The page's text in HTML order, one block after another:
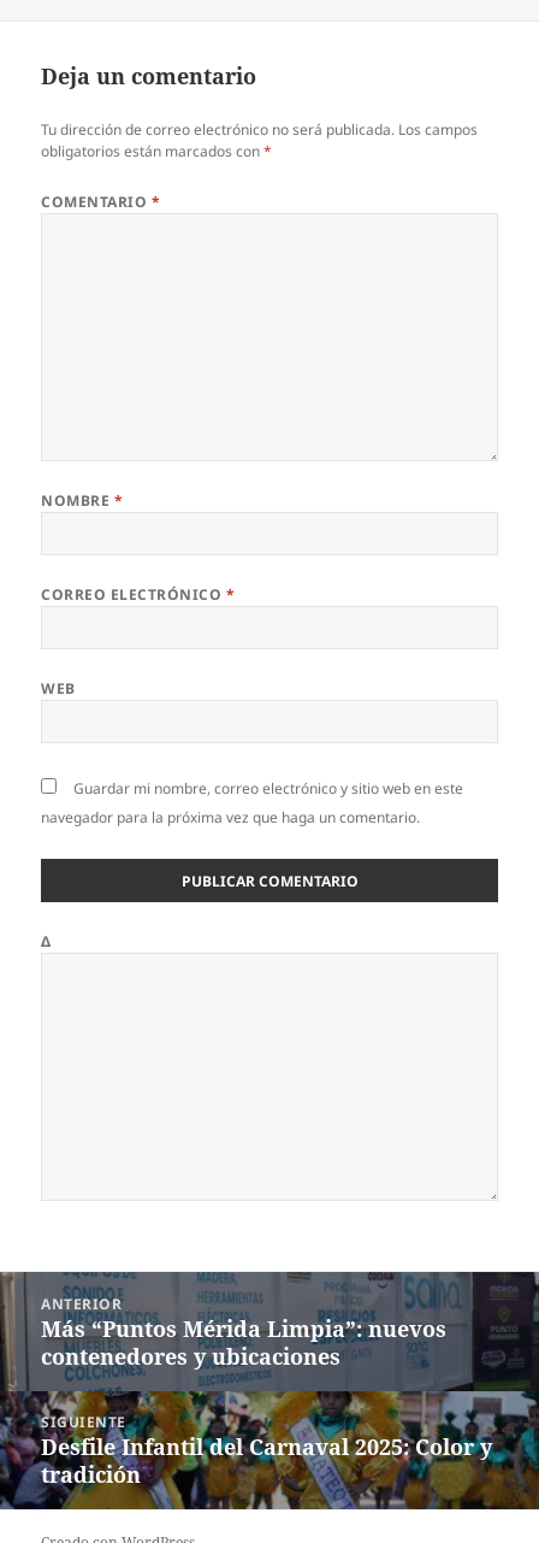
Deja un comentario
Tu dirección de correo electrónico no será publicada. Los campos
obligatorios están marcados con*
COMENTARIO *
NOMBRE *
CORREO ELECTRÓNICO *
WEB
Guardar mi nombre, correo electrónico y sitio web en este
navegador para la próxima vez que haga un comentario.
Δ
Navegación
de
entradas
ANTERIOR
Entrada
anterior:
Más “Puntos Mérida Limpia”: nuevos
contenedores y ubicaciones
SIGUIENTE
Siguiente
entrada:
Desfile Infantil del Carnaval 2025: Color y
tradición